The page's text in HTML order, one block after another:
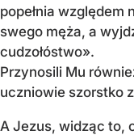
popełnia względem
swego męża, a
cudzołóstwo».
Przynosili Mu
uczniowie szorstko
A Jezus, widząc to,